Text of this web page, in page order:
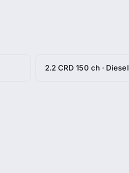
2.2 CRD 150 ch · Diesel